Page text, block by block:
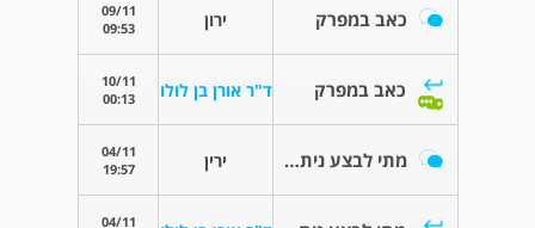
כאב במפרק ירון
09/11
09:53
כאב במפרק ד"ר אורן בן לולו
10/11
00:13
מתי לבצע ניתוח? ירין
04/11
19:57
04/11